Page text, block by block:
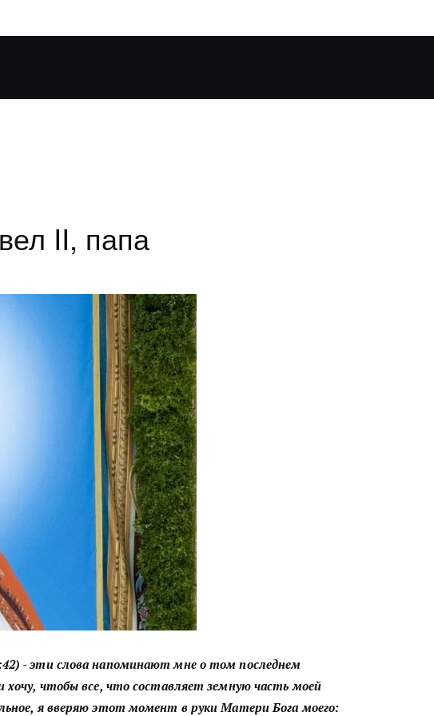
II, папа
- эти слова напоминают мне о том последнем
хочу, чтобы все, что составляет земную часть моей
я вверяю этот момент в руки Матери Бога моего: